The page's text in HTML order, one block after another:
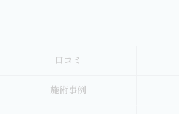
口コミ
施術事例